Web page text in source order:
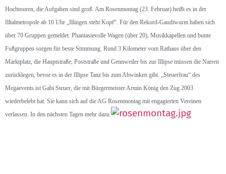
Hochtouren, die Aufgaben sind groß. Am Rosenmontag (23. Februar) heißt es in der
Illtalmetropole ab 10 Uhr „Illingen steht Kopf“. Für den Rekord-Gaudiwurm haben sich
über 70 Gruppen gemeldet. Phantasievolle Wagen (über 20), Musikkapellen und bunte
Fußgruppen sorgen für beste Stimmung. Rund 3 Kilometer vom Rathaus über den
Marktplatz, die Hauptstraße, Poststraße und Gennweiler bis zur Illipse müssen die Narren
zurücklegen, bevor es in der Illipse Tanz bis zum Abwinken gibt. „Steuerfrau“ des
Megaevents ist Gabi Steuer, die mit Bürgermeister Armin König den Zug 2003
wiederbelebt hat. Sie kann sich auf die AG Rosenmontag mit engagierten Vereinen
verlassen. In den nächsten Tagen mehr dazu.